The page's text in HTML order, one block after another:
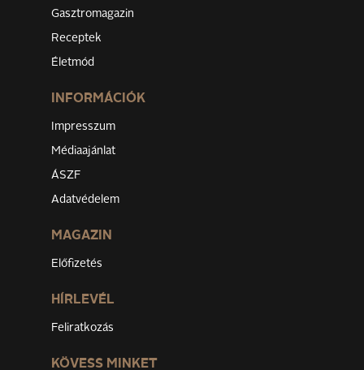
Gasztromagazin
Receptek
Életmód
INFORMÁCIÓK
Impresszum
Médiaajánlat
ÁSZF
Adatvédelem
MAGAZIN
Előfizetés
HÍRLEVÉL
Feliratkozás
KÖVESS MINKET